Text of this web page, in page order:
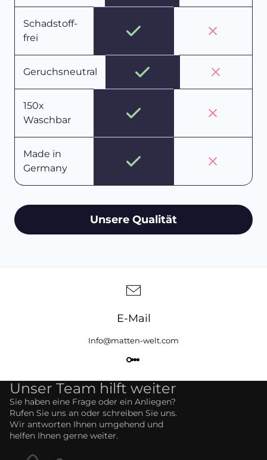
Schadstoff-
frei
Geruchsneutral
150x
Waschbar
Made in
Germany
Unsere Qualität
E-Mail
Info@matten-welt.com
Unser Team hilft weiter
Sie haben eine Frage oder ein Anliegen?
Rufen Sie uns an oder schreiben Sie uns.
Wir antworten Ihnen umgehend und
helfen Ihnen gerne weiter.